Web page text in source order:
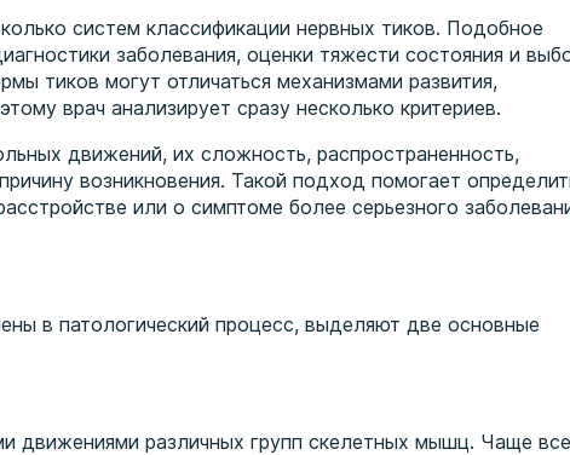
систем классификации нервных тиков. Подобное
заболевания, оценки тяжести состояния и
тиков могут отличаться механизмами развития,
врач анализирует сразу несколько критериев.
движений, их сложность, распространенность,
возникновения. Такой подход помогает
или о симптоме более серьезного
в патологический процесс, выделяют две основные
движениями различных групп скелетных мышц. Чаще